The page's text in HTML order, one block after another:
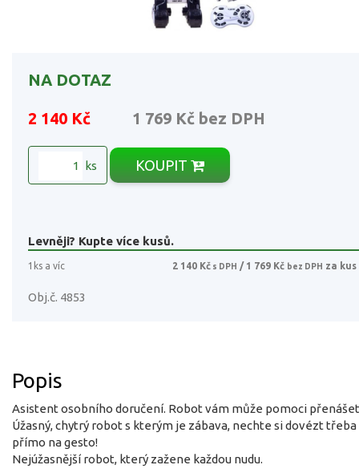
NA DOTAZ
2 140 Kč 1 769 Kč bez DPH
ks KOUPIT
Levněji? Kupte více kusů.
1ks a víc 2 140 Kč s DPH / 1 769 Kč bez DPH za kus
Obj.č. 4853
Popis
Asistent osobního doručení. Robot vám může pomoci
Úžasný, chytrý robot s kterým je zábava, nechte si dovézt
přímo na gesto!
Nejúžasnější robot, který zažene každou nudu.